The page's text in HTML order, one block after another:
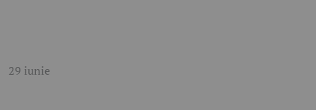
29 iunie